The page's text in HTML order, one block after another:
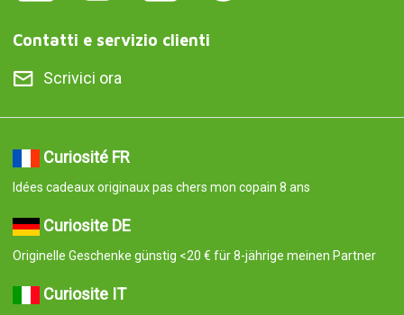
Contatti e servizio clienti
Scrivici ora
Curiosité FR
Idées cadeaux originaux pas chers mon copain 8 ans
Curiosite DE
Originelle Geschenke günstig <20 € für 8-jährige meinen Partner
Curiosite IT